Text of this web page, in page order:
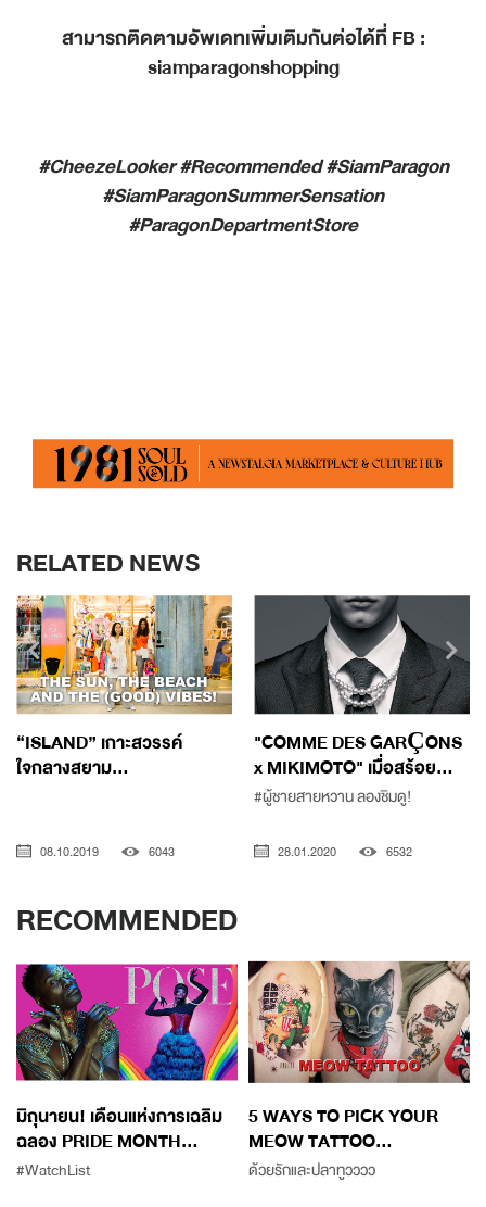
สามารถติดตามอัพเดทเพิ่มเติมกันต่อได้ที่ FB :
siamparagonshopping
#CheezeLooker #Recommended #SiamParagon
#SiamParagonSummerSensation
#ParagonDepartmentStore
RELATED NEWS
“ISLAND” เกาะสวรรค์
ใจกลางสยาม...
08.10.2019 6043
"COMME DES GARÇONS
x MIKIMOTO" เมื่อสร้อย...
#ผู้ชายสายหวาน ลองชิมดู!
28.01.2020 6532
RECOMMENDED
มิถุนายน! เดือนแห่งการเฉลิม
ฉลอง PRIDE MONTH...
#WatchList
5 WAYS TO PICK YOUR
MEOW TATTOO...
ด้วยรักและปลาทูวววว